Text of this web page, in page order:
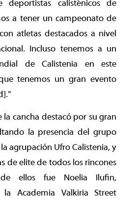
deportistas calisténicos de
a tener un campeonato de
atletas destacados a nivel
Incluso tenemos a un
de Calistenia en este
tenemos un gran evento
la cancha destacó por su gran
la presencia del grupo
agrupación Ufro Calistenia, y
de elite de todos los rincones
ellos fue Noelia Ilufin,
la Academia Valkiria Street